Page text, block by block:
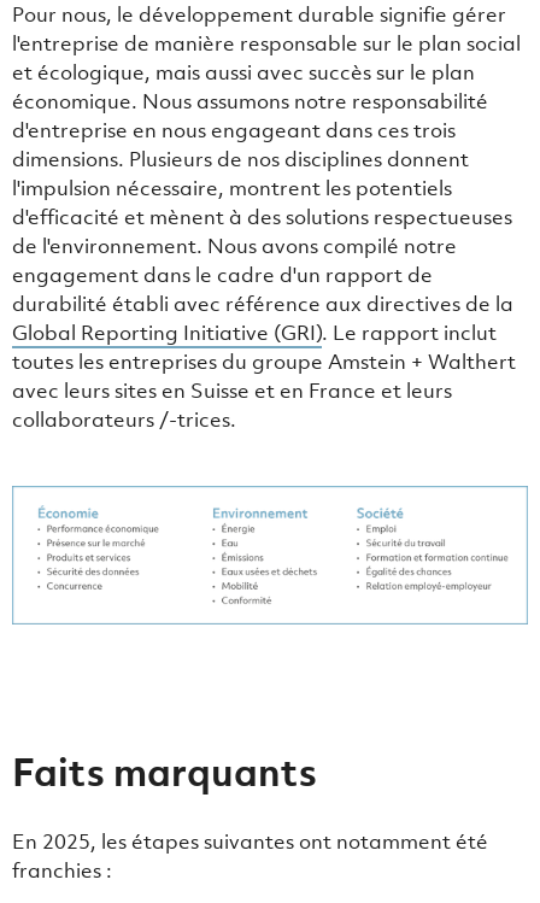
Pour nous, le développement durable signifie gérer
l'entreprise de manière responsable sur le plan social
et écologique, mais aussi avec succès sur le plan
économique. Nous assumons notre responsabilité
d'entreprise en nous engageant dans ces trois
dimensions. Plusieurs de nos disciplines donnent
l'impulsion nécessaire, montrent les potentiels
d'efficacité et mènent à des solutions respectueuses
de l'environnement. Nous avons compilé notre
engagement dans le cadre d'un rapport de
durabilité établi avec référence aux directives de la
Global Reporting Initiative (GRI). Le rapport inclut
toutes les entreprises du groupe Amstein + Walthert
avec leurs sites en Suisse et en France et leurs
collaborateurs /-trices.
Faits marquants
En 2025, les étapes suivantes ont notamment été
franchies :